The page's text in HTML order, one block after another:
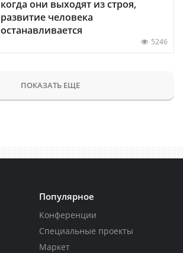
когда они выходят из строя,
развитие человека
останавливается
5246
ПОКАЗАТЬ ЕЩЕ
Популярное
Конференции
Специальные проекты
Маркет